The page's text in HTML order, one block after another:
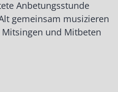
Anbetungsstunde
gemeinsam musizieren
und Mitbeten